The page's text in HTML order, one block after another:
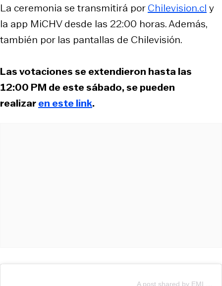
La ceremonia se transmitirá porChilevision.cl y
la app MiCHV desde las 22:00 horas. Además,
también por las pantallas de Chilevisión.
Las votaciones se extendieron hasta las
12:00 PM de este sábado, se pueden
realizaren este link.